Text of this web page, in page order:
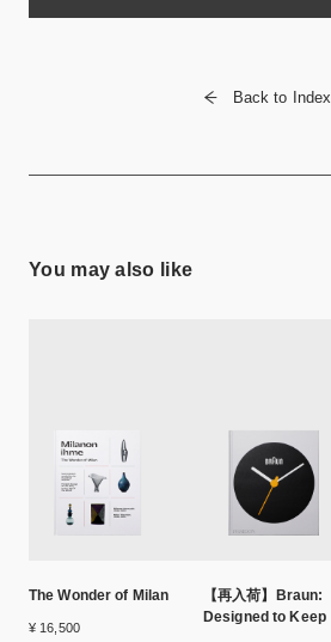
Back to Index
You may also like
The Wonder of Milan
¥ 16,500
【再入荷】Braun:
Designed to Keep